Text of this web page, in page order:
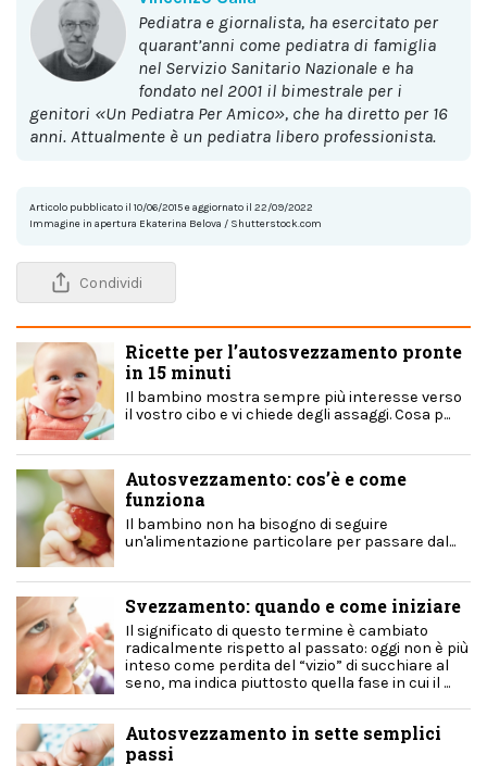
pediatra e giornalista, ha esercitato per
quarant’anni come pediatra di famiglia
nel Servizio Sanitario Nazionale e ha
fondato nel 2001 il bimestrale per i
genitori «Un Pediatra Per Amico», che ha diretto per 16
anni. Attualmente è un pediatra libero professionista.
Articolo pubblicato il 10/06/2015 e aggiornato il 22/09/2022
Immagine in apertura Ekaterina Belova / Shutterstock.com
Condividi
Ricette per l’autosvezzamento pronte
in 15 minuti
Il bambino mostra sempre più interesse verso
il vostro cibo e vi chiede degli assaggi. Cosa p...
Autosvezzamento: cos’è e come
funziona
Il bambino non ha bisogno di seguire
un'alimentazione particolare per passare dal...
Svezzamento: quando e come iniziare
Il significato di questo termine è cambiato
radicalmente rispetto al passato: oggi non è più
inteso come perdita del “vizio” di succhiare al
seno, ma indica piuttosto quella fase in cui il ...
Autosvezzamento in sette semplici
passi